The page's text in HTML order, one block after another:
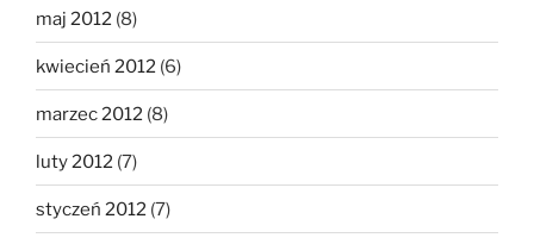
maj 2012 (8)
kwiecień 2012 (6)
marzec 2012 (8)
luty 2012 (7)
styczeń 2012 (7)